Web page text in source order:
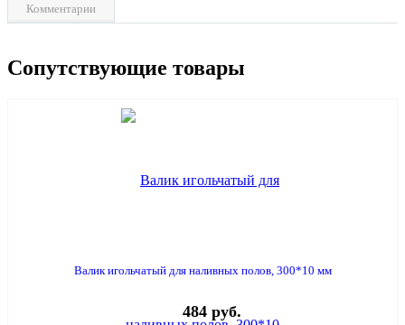
Комментарии
Сопутствующие товары
Валик игольчатый для наливных полов, 300*10 мм
484 руб.